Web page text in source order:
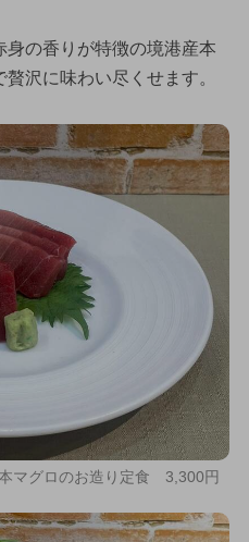
の香りが特徴の境港産本
沢に味わい尽くせます。
マグロのお造り定食 3,300円